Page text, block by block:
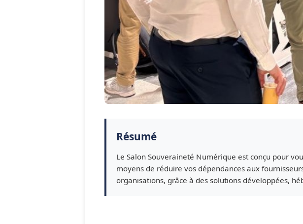
Résumé
Le Salon Souveraineté Numérique est conçu pour
moyens de réduire vos dépendances aux
organisations, grâce à des solutions développées,